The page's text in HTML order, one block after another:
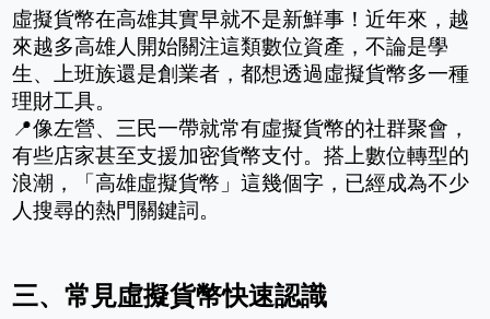
虛擬貨幣在高雄其實早就不是新鮮事！近年來，越
來越多高雄人開始關注這類數位資產，不論是學
生、上班族還是創業者，都想透過虛擬貨幣多一種
理財工具。
📍像左營、三民一帶就常有虛擬貨幣的社群聚會，
有些店家甚至支援加密貨幣支付。搭上數位轉型的
浪潮，「高雄虛擬貨幣」這幾個字，已經成為不少
人搜尋的熱門關鍵詞。
三、常見虛擬貨幣快速認識